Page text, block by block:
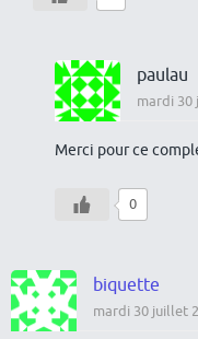
paulau
mardi 30
Merci pour ce
0
biquette
mardi 30 juillet